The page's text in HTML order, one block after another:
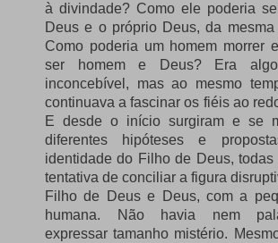
à divindade? Como ele poderia
Deus e o próprio Deus, da mesma
Como poderia um homem morrer
ser homem e Deus? Era algo
inconcebível, mas ao mesmo
continuava a fascinar os fiéis ao
E desde o início surgiram e se
diferentes hipóteses e
identidade do Filho de Deus, todas
tentativa de conciliar a figura
Filho de Deus e Deus, com a
humana. Não havia nem
expressar tamanho mistério.